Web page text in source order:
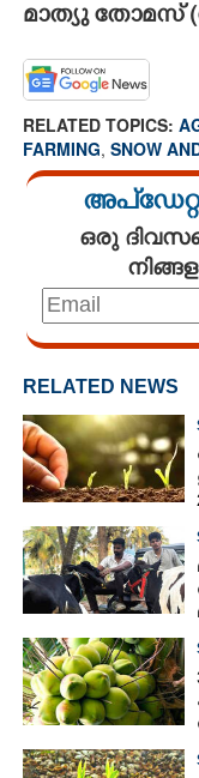
മാത്യു തോമസ്
RELATED TOPICS:
FARMING, SNOW
ഒരു
RELATED NEWS